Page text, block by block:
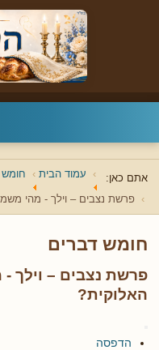
אתם כאן: עמוד הבית חומש
פרשת נצבים – וילך - מהי
חומש דברים
פרשת נצבים – וילך
האלוקית?
הדפסה